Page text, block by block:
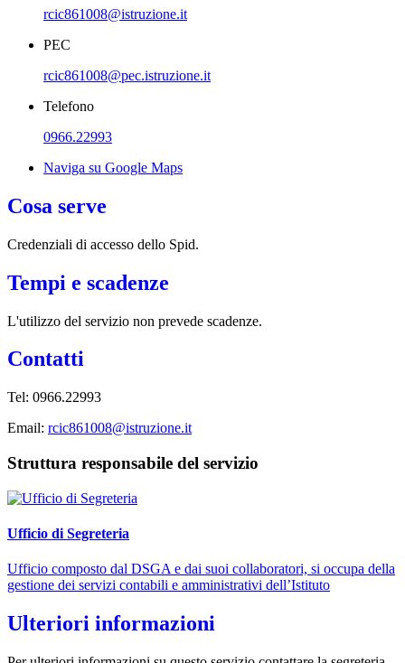
rcic861008@istruzione.it
PEC
rcic861008@pec.istruzione.it
Telefono
0966.22993
Naviga su Google Maps
Cosa serve
Credenziali di accesso dello Spid.
Tempi e scadenze
L'utilizzo del servizio non prevede scadenze.
Contatti
Tel: 0966.22993
Email: rcic861008@istruzione.it
Struttura responsabile del servizio
Ufficio di Segreteria
Ufficio composto dal DSGA e dai suoi collaboratori, si occupa della
gestione dei servizi contabili e amministrativi dell’Istituto
Ulteriori informazioni